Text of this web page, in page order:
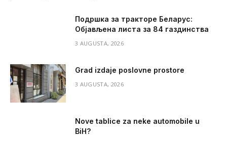
Подршка за тракторе Беларус:
Објављена листа за 84 газдинства
3 AUGUSTA, 2026
Grad izdaje poslovne prostore
3 AUGUSTA, 2026
Nove tablice za neke automobile u
BiH?